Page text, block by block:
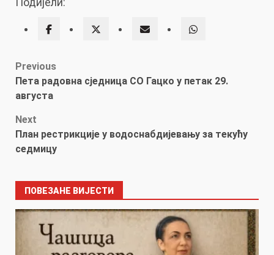
Post
navigation
Previous
Пета радовна сједница СО Гацко у петак 29.
августа
Next
План рестрикције у водоснабдијевању за текућу
седмицу
ПОВЕЗАНЕ ВИЈЕСТИ